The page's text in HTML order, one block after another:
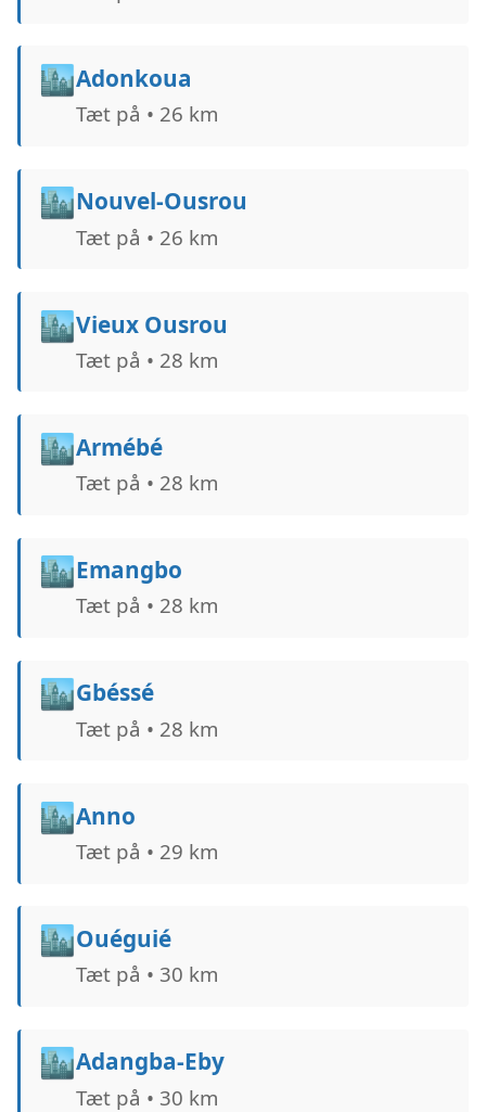
🏙️Adonkoua
Tæt på • 26 km
🏙️Nouvel-Ousrou
Tæt på • 26 km
🏙️Vieux Ousrou
Tæt på • 28 km
🏙️Armébé
Tæt på • 28 km
🏙️Emangbo
Tæt på • 28 km
🏙️Gbéssé
Tæt på • 28 km
🏙️Anno
Tæt på • 29 km
🏙️Ouéguié
Tæt på • 30 km
🏙️Adangba-Eby
Tæt på • 30 km